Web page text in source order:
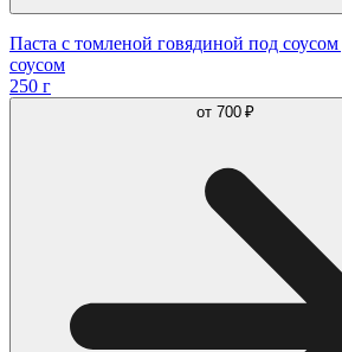
Паста с томленой говядиной под
соусом
250 г
от 700 ₽